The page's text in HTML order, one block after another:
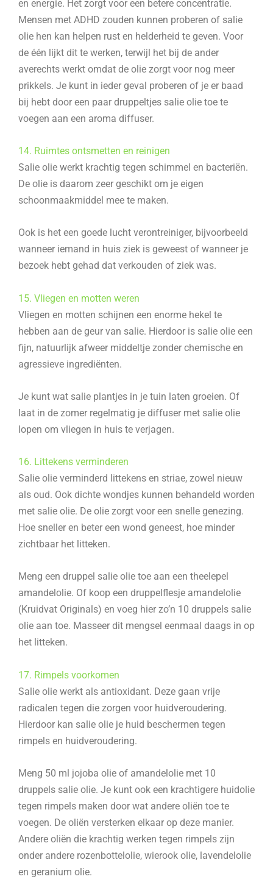
en energie. Het zorgt voor een betere concentratie.
Mensen met ADHD zouden kunnen proberen of salie
olie hen kan helpen rust en helderheid te geven. Voor
de één lijkt dit te werken, terwijl het bij de ander
averechts werkt omdat de olie zorgt voor nog meer
prikkels. Je kunt in ieder geval proberen of je er baad
bij hebt door een paar druppeltjes salie olie toe te
voegen aan een aroma diffuser.
14. Ruimtes ontsmetten en reinigen
Salie olie werkt krachtig tegen schimmel en bacteriën.
De olie is daarom zeer geschikt om je eigen
schoonmaakmiddel mee te maken.
Ook is het een goede lucht verontreiniger, bijvoorbeeld
wanneer iemand in huis ziek is geweest of wanneer je
bezoek hebt gehad dat verkouden of ziek was.
15. Vliegen en motten weren
Vliegen en motten schijnen een enorme hekel te
hebben aan de geur van salie. Hierdoor is salie olie een
fijn, natuurlijk afweer middeltje zonder chemische en
agressieve ingrediënten.
Je kunt wat salie plantjes in je tuin laten groeien. Of
laat in de zomer regelmatig je diffuser met salie olie
lopen om vliegen in huis te verjagen.
16. Littekens verminderen
Salie olie verminderd littekens en striae, zowel nieuw
als oud. Ook dichte wondjes kunnen behandeld worden
met salie olie. De olie zorgt voor een snelle genezing.
Hoe sneller en beter een wond geneest, hoe minder
zichtbaar het litteken.
Meng een druppel salie olie toe aan een theelepel
amandelolie. Of koop een druppelflesje amandelolie
(Kruidvat Originals) en voeg hier zo’n 10 druppels salie
olie aan toe. Masseer dit mengsel eenmaal daags in op
het litteken.
17. Rimpels voorkomen
Salie olie werkt als antioxidant. Deze gaan vrije
radicalen tegen die zorgen voor huidveroudering.
Hierdoor kan salie olie je huid beschermen tegen
rimpels en huidveroudering.
Meng 50 ml jojoba olie of amandelolie met 10
druppels salie olie. Je kunt ook een krachtigere huidolie
tegen rimpels maken door wat andere oliën toe te
voegen. De oliën versterken elkaar op deze manier.
Andere oliën die krachtig werken tegen rimpels zijn
onder andere rozenbottelolie, wierook olie, lavendelolie
en geranium olie.